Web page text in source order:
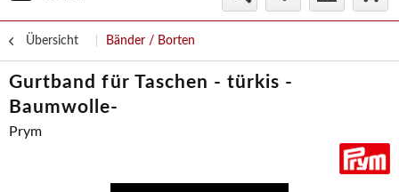
Übersicht Bänder / Borten
Gurtband für Taschen - türkis -
Baumwolle-
Prym